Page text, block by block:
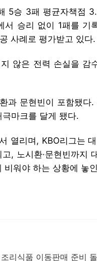
5승 3패 평균자책점
승리 없이 1패를 기
사례로 평가받고 있다.
않은 전력 손실을 감
과 문현빈이 포함됐다.
마크를 달게 됐다.
열리며, KBO리그는
, 노시환·문현빈까지
비워야 하는 상황에 놓